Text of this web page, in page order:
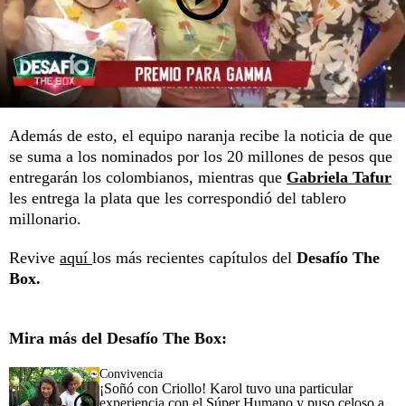
Además de esto, el equipo naranja recibe la noticia de que
se suma a los nominados por los 20 millones de pesos que
entregarán los colombianos, mientras que Gabriela Tafur
les entrega la plata que les correspondió del tablero
millonario.
Revive aquí los más recientes capítulos del Desafío The
Box.
Mira más del Desafío The Box:
Convivencia
¡Soñó con Criollo! Karol tuvo una particular
experiencia con el Súper Humano y puso celoso a